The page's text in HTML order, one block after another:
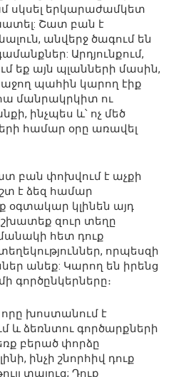
սկսել երկարաժամկետ
Շատ բան է
անվերջ ծագում են
Արդյունքում,
եք այն պլանների մասին,
պահին կարող էիք
մանրակրկիտ ու
ինչպես և՝ ոչ մեծ
համար օրը առավել
բան փոխվում է աչքի
է ձեզ համար
օգտակար կլինեն այդ
զուր տեղը
հետ դուք
որպեսզի
անեք: Կարող են իրենց
գործընկերները։
որը խոստանում է
և ձեռնտու գործարքների
բերած փորձը
ինչի շնորհիվ դուք
տալուց; Դուք